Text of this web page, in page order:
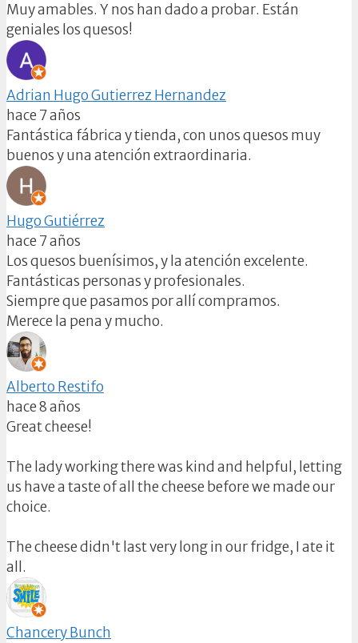
Muy amables. Y nos han dado a probar. Están
geniales los quesos!
Adrian Hugo Gutierrez Hernandez
hace 7 años
Fantástica fábrica y tienda, con unos quesos muy
buenos y una atención extraordinaria.
Hugo Gutiérrez
hace 7 años
Los quesos buenísimos, y la atención excelente.
Fantásticas personas y profesionales.
Siempre que pasamos por allí compramos.
Merece la pena y mucho.
Alberto Restifo
hace 8 años
Great cheese!
The lady working there was kind and helpful, letting
us have a taste of all the cheese before we made our
choice.
The cheese didn't last very long in our fridge, I ate it
all.
Chancery Bunch